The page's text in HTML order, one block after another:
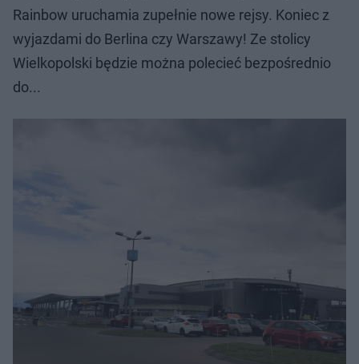
Rainbow uruchamia zupełnie nowe rejsy. Koniec z
wyjazdami do Berlina czy Warszawy! Ze stolicy
Wielkopolski będzie można polecieć bezpośrednio
do...